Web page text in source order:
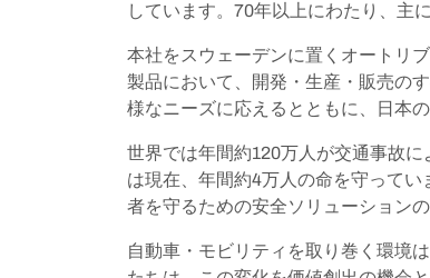
しています。70年以上にわたり、主
本社をスウェーデンに置くオートリ
製品において、開発・生産・販売の
様なニーズに応えるとともに、日本
世界では年間約120万人が交通事故
は現在、年間約4万人の命を守って
者を守るための安全ソリューション
自動車・モビリティを取り巻く環境